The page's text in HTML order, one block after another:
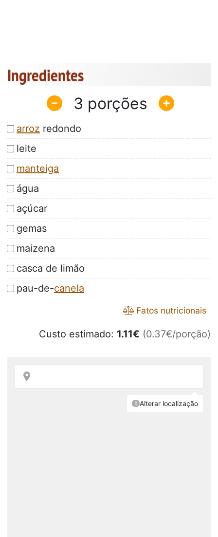
Ingredientes
3
arroz redondo
leite
manteiga
água
açúcar
gemas
maizena
casca de limão
pau-de-canela
Fatos nutricionais
Custo estimado: 1.11€ (0.37€/porção)